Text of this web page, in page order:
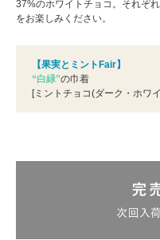
37%のホワイトチョコ。それぞ
をお楽しみください。
【果実とミントFair】
“白緑”の巾着
[ミントチョコ(ダーク・ホワ